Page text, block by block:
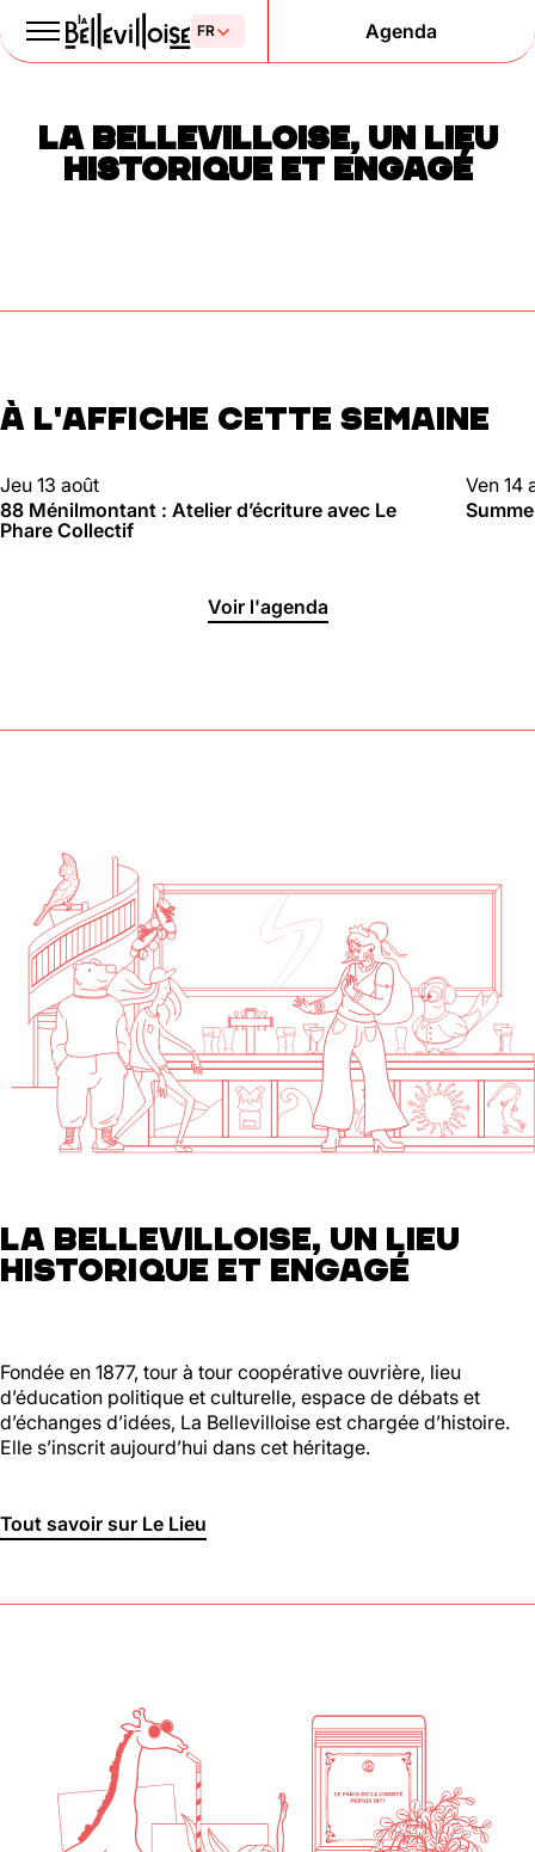
Le Paris
de la liberté
Agenda
Lun, Mar, Mer : Fermé
Le Toit
Lun, Mar, Mer, Jeu, Ven : 17h -
00h00
Sam, Dim : 15h00 - 00h00
Voir la carte
01 46 36 07 07
En savoir plus
Ménilmontant
Lun, Mar : Fermé
Du Mercredi au Dimanche
Nous suivre
En savoir plus
LA BELLEVILLOISE, UN LIEU
HISTORIQUE ET ENGAGÉ
À L'AFFICHE CETTE SEMAINE
88 MÉNILMONTANT
Jeu 13 août
88 Ménilmontant : Atelier d’écriture avec Le
Phare Collectif
Ven 14
Voir l'agenda
LA BELLEVILLOISE, UN LIEU
HISTORIQUE ET ENGAGÉ
Fondée en 1877, tour à tour coopérative ouvrière, lieu
d’éducation politique et culturelle, espace de débats et
d’échanges d’idées, La Bellevilloise est chargée d’histoire.
Elle s’inscrit aujourd’hui dans cet héritage.
Tout savoir sur Le Lieu